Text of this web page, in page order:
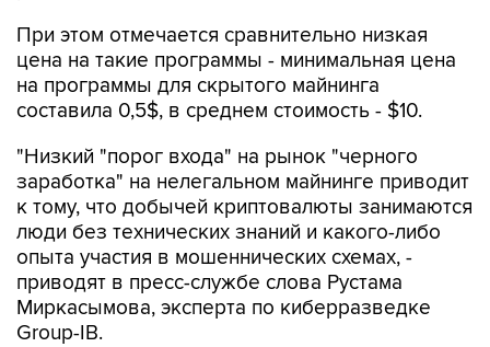
При этом отмечается сравнительно низкая
цена на такие программы - минимальная цена
на программы для скрытого майнинга
составила 0,5$, в среднем стоимость - $10.
"Низкий "порог входа" на рынок "черного
заработка" на нелегальном майнинге приводит
к тому, что добычей криптовалюты занимаются
люди без технических знаний и какого-либо
опыта участия в мошеннических схемах, -
приводят в пресс-службе слова Рустама
Миркасымова, эксперта по киберразведке
Group-IB.